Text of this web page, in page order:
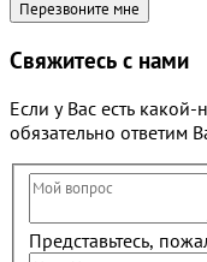
Свяжитесь с нами
Если у Вас есть
обязательно ответим
Представьтесь,